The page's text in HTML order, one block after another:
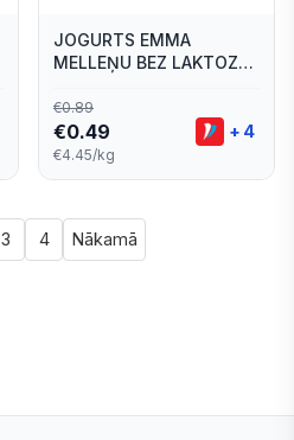
JOGURTS EMMA
MELLEŅU BEZ LAKTOZES
€0.89
€0.49
€4.45/kg
+ 4
3 4 Nākamā